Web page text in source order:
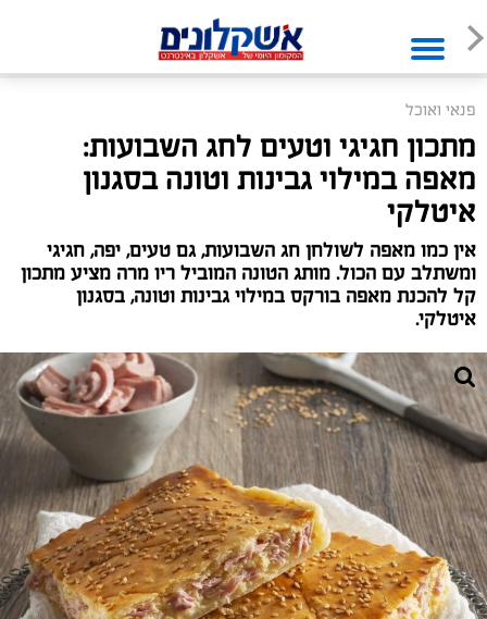
פנאי ואוכל
מתכון חגיגי וטעים לחג השבועות:
מאפה במילוי גבינות וטונה בסגנון
איטלקי
אין כמו מאפה לשולחן חג השבועות, גם טעים, יפה, חגיגי
ומשתלב עם הכול. מותג הטונה המוביל ריו מרה מציע מתכון
קל להכנת מאפה בורקס במילוי גבינות וטונה, בסגנון
איטלקי.